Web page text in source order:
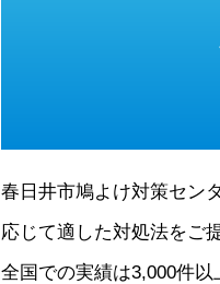
春日井市鳩よけ対策セン
応じて適した対処法をご
全国での実績は3,000件以